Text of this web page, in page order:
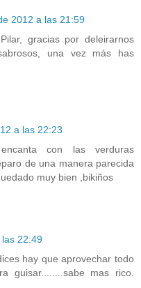
2012 a las 21:59
gracias por deleirarnos
una vez más has
a las 22:23
con las verduras
de una manera parecida
muy bien ,bikiños
22:49
hay que aprovechar todo
guisar........sabe mas rico.